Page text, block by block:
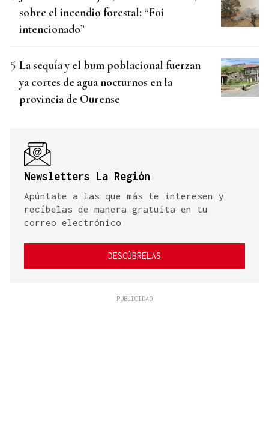
sobre el incendio forestal: “Foi
intencionado”
La sequía y el bum poblacional fuerzan
ya cortes de agua nocturnos en la
provincia de Ourense
Newsletters La Región
Apúntate a las que más te interesen y
recíbelas de manera gratuita en tu
correo electrónico
DESCÚBRELAS